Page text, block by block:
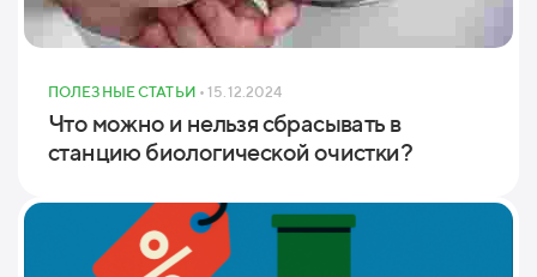
ПОЛЕЗНЫЕ СТАТЬИ • 15.12.2024
Что можно и нельзя сбрасывать в
станцию биологической очистки?